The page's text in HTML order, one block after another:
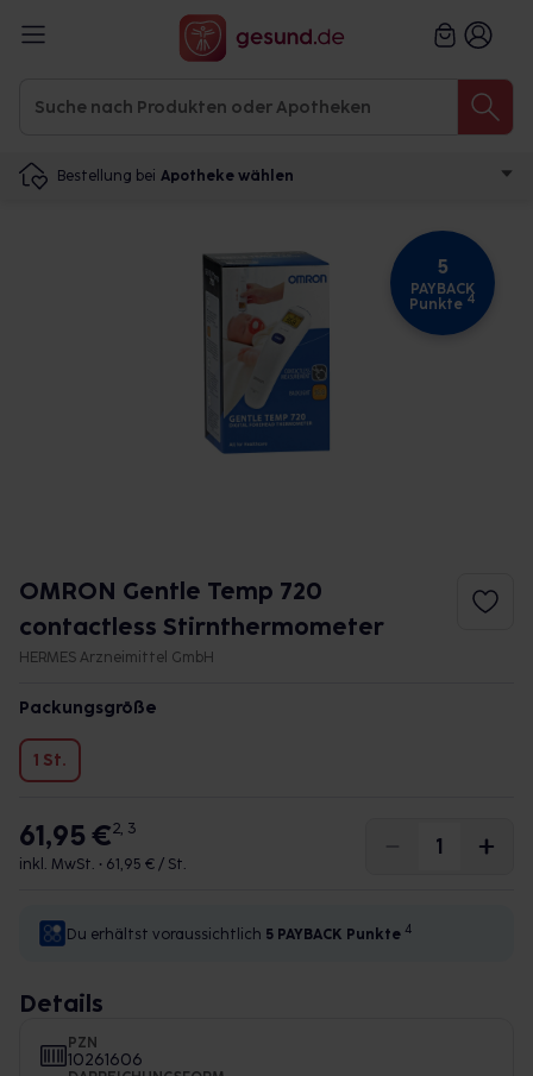
Bestellung bei Apotheke wählen
5
PAYBACK
Punkte 4
OMRON Gentle Temp 720
contactless Stirnthermometer
HERMES Arzneimittel GmbH
Packungsgröße
1 St.
61,95 €2, 3
inkl. MwSt. • 61,95 € / St.
Du erhältst voraussichtlich 5 PAYBACK Punkte 4
Details
PZN
10261606